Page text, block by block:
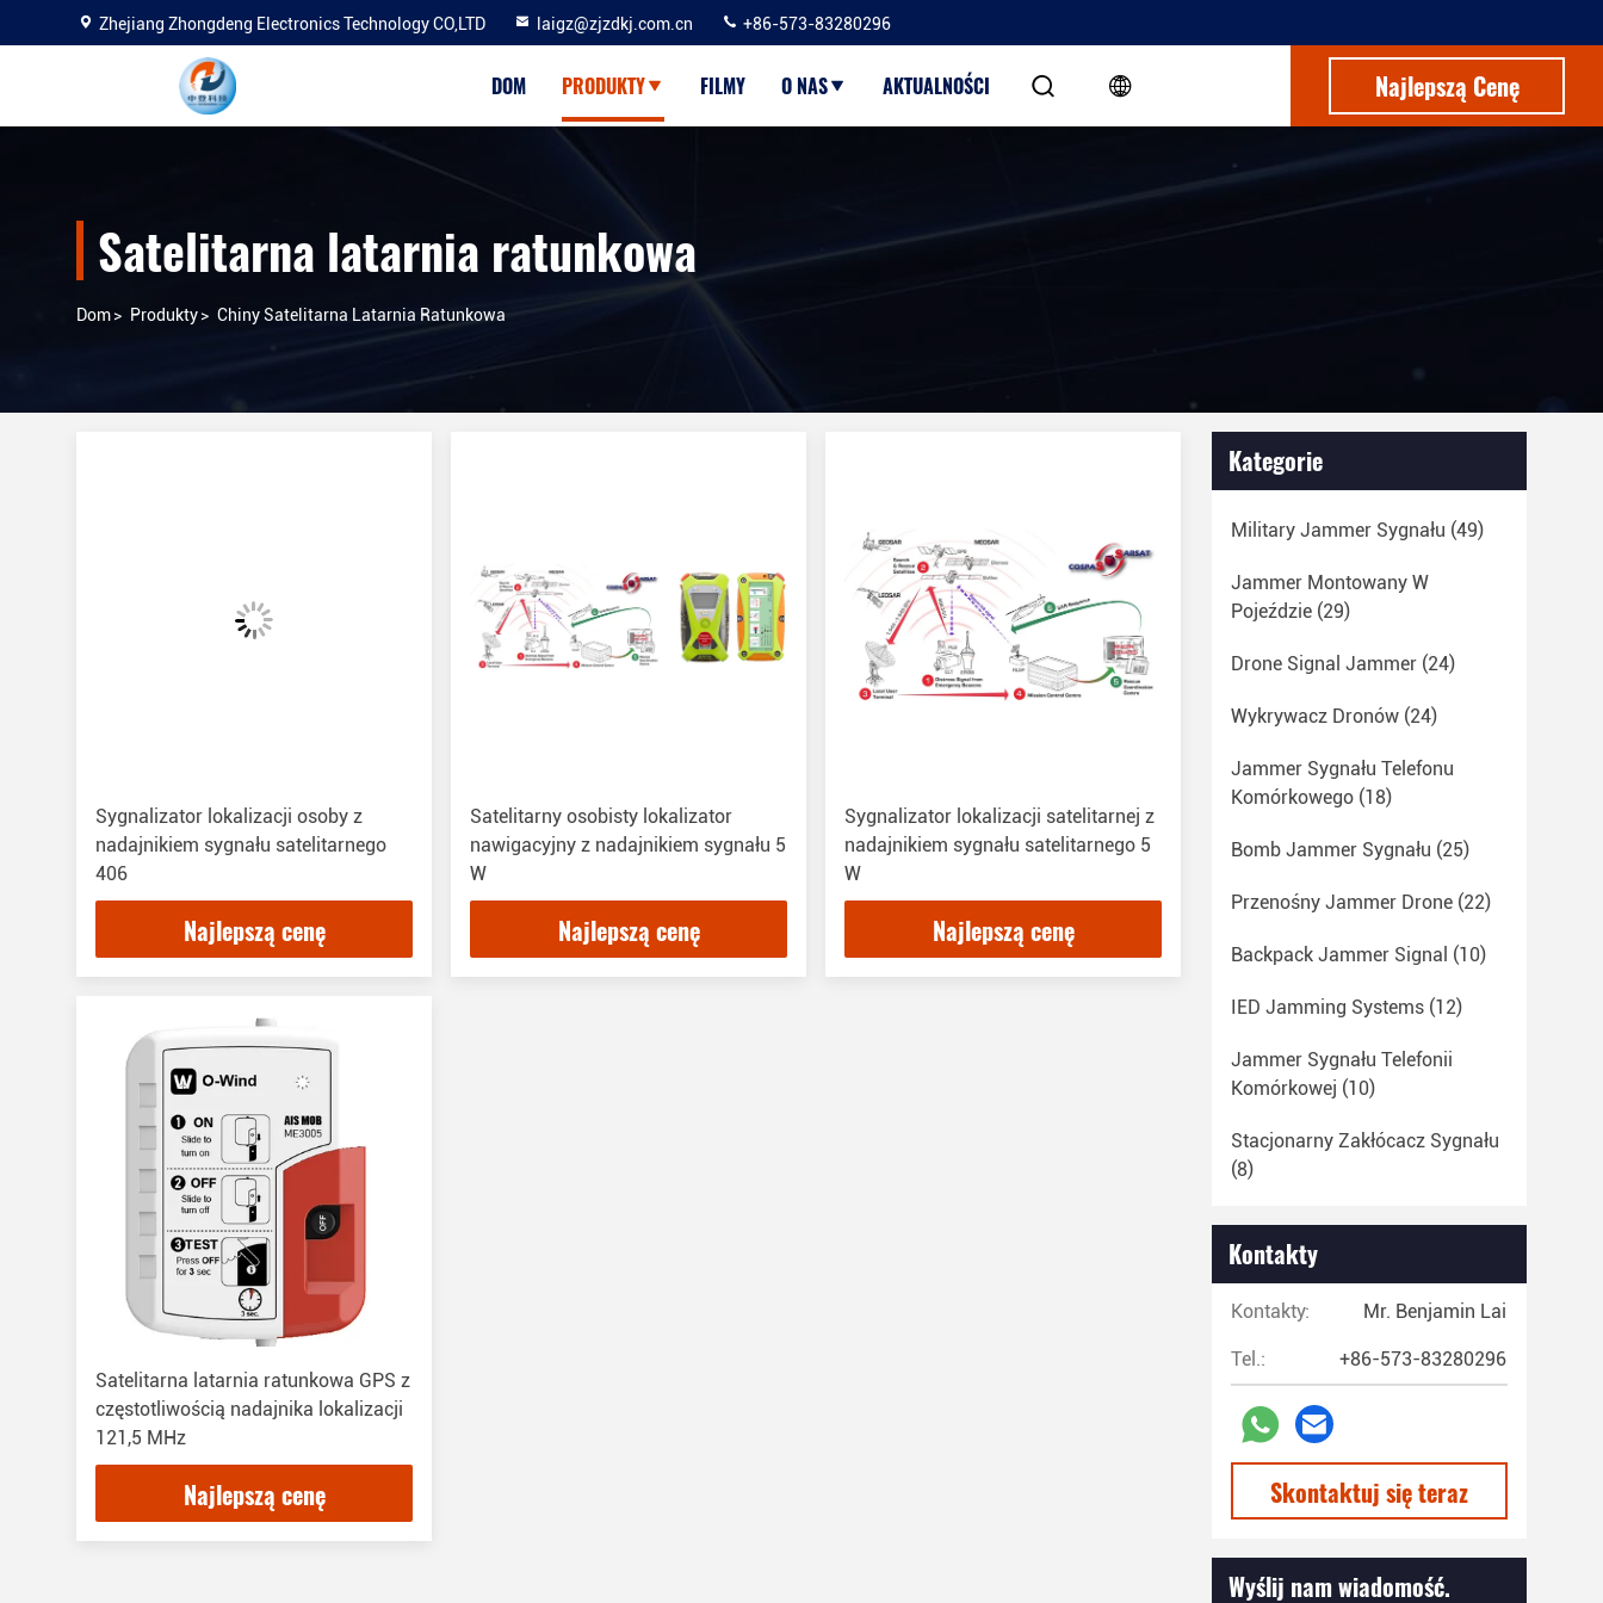
Zhejiang Zhongdeng Electronics Technology CO,LTD laigz@zjzdkj.com.cn +86-573-83280296
DOM PRODUKTY FILMY O NAS AKTUALNOŚCI Najlepszą Cenę
Satelitarna latarnia ratunkowa
Dom> Produkty> Chiny Satelitarna Latarnia Ratunkowa
Sygnalizator lokalizacji osoby z
nadajnikiem sygnału satelitarnego
406
Najlepszą cenę
Satelitarny osobisty lokalizator
nawigacyjny z nadajnikiem sygnału 5
W
Najlepszą cenę
Sygnalizator lokalizacji satelitarnej z
nadajnikiem sygnału satelitarnego 5
W
Najlepszą cenę
Satelitarna latarnia ratunkowa GPS z
częstotliwością nadajnika lokalizacji
121,5 MHz
Najlepszą cenę
Kategorie
Military Jammer Sygnału (49)
Jammer Montowany W
Pojeździe (29)
Drone Signal Jammer (24)
Wykrywacz Dronów (24)
Jammer Sygnału Telefonu
Komórkowego (18)
Bomb Jammer Sygnału (25)
Przenośny Jammer Drone (22)
Backpack Jammer Signal (10)
IED Jamming Systems (12)
Jammer Sygnału Telefonii
Komórkowej (10)
Stacjonarny Zakłócacz Sygnału
(8)
Detektor Połączeń(12)
Przez Ścianę Radar
Satelitarna Latarnia Ratunkowa
(4)
Radary Monitorujące
Wielokrotne Drony(5)
Kontakty
Kontakty: Mr. Benjamin Lai
Tel.: +86-573-83280296
Skontaktuj się teraz
Wyślij nam wiadomość.